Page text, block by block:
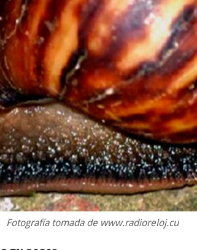
Fotografía tomada de www.radioreloj.cu